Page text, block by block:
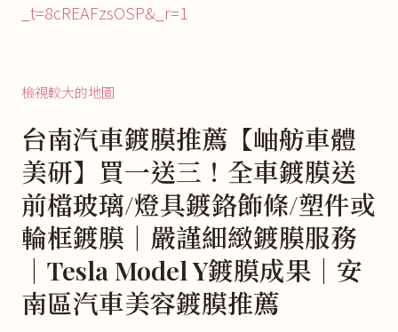
_t=8cREAFzsOSP&_r=1
檢視較大的地圖
台南汽車鍍膜推薦【岫舫車體
美研】買一送三！全車鍍膜送
前檔玻璃/燈具鍍鉻飾條/塑件或
輪框鍍膜│嚴謹細緻鍍膜服務
│Tesla Model Y鍍膜成果│安
南區汽車美容鍍膜推薦